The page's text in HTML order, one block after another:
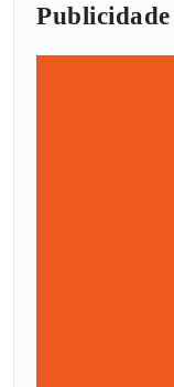
Publicidade